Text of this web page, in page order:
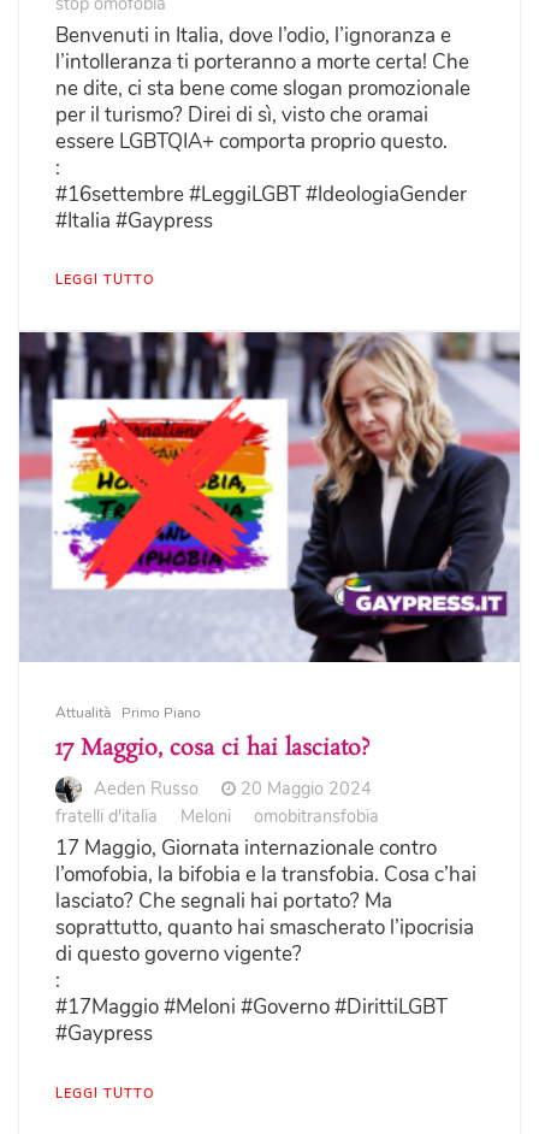
Benvenuti in Italia, dove l’odio, l’ignoranza e
l’intolleranza ti porteranno a morte certa! Che
ne dite, ci sta bene come slogan promozionale
per il turismo? Direi di sì, visto che oramai
essere LGBTQIA+ comporta proprio questo.
:
#16settembre #LeggiLGBT #IdeologiaGender
#Italia #Gaypress
LEGGI TUTTO
Attualità Primo Piano
17 Maggio, cosa ci hai lasciato?
Aeden Russo
20 Maggio 2024
fratelli d'italia
Meloni omobitransfobia
17 Maggio, Giornata internazionale contro
l’omofobia, la bifobia e la transfobia. Cosa c’hai
lasciato? Che segnali hai portato? Ma
soprattutto, quanto hai smascherato l’ipocrisia
di questo governo vigente?
:
#17Maggio #Meloni #Governo #DirittiLGBT
#Gaypress
LEGGI TUTTO